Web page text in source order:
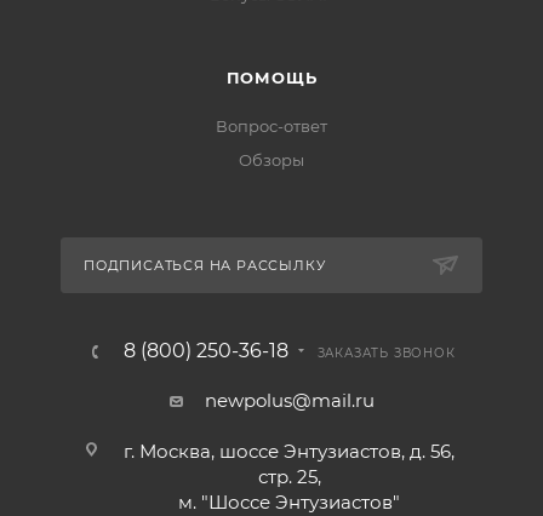
ПОМОЩЬ
Вопрос-ответ
Обзоры
ПОДПИСАТЬСЯ НА РАССЫЛКУ
8 (800) 250-36-18 ЗАКАЗАТЬ ЗВОНОК
newpolus@mail.ru
г. Москва, шоссе Энтузиастов, д. 56,
стр. 25,
м. "Шоссе Энтузиастов"